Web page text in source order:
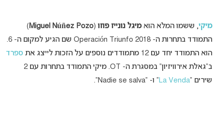
מיקי, ששמו המלא הואמיגל נונייז פוזו (
Miguel Núñez Pozo
)
התמודד בתחרות ה- Operación Triunfo 2018 שם הגיע למקום ה- 6.
הוא התמודד יחד עם 12 מתמודדים נוספים על הזכות לייצג את
ספרד
ב”גאלת אירוויזיון” במסגרת ה- OT. מיקי התמודד בתחרות עם 2
שירים “La Venda” ו- “Nadie se salva”.